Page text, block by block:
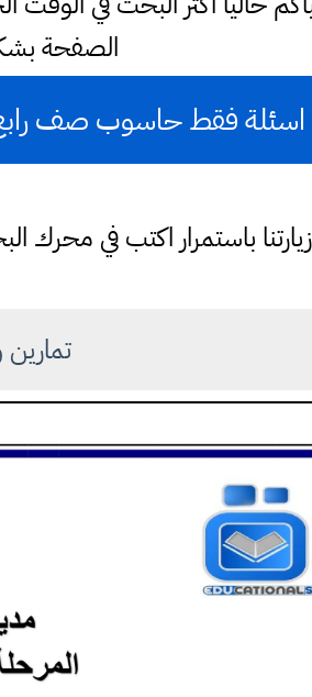
الصفحة
اسئلة فقط حاسوب صف رابع
باستمرار اكتب في محرك
تمارين